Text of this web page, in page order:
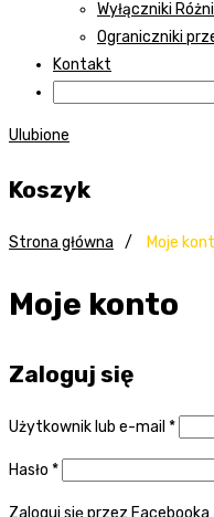
Wyłączniki
Ograniczniki
Kontakt
Ulubione
Koszyk
Strona główna / Moje
Moje konto
Zaloguj się
Użytkownik lub e-mail *
Hasło *
Zaloguj się przez Facebooka